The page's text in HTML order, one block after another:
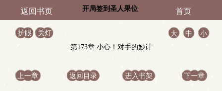
返回书页 开局签到圣人果位 首页
护眼 关灯 大 中
小
第173章 小心！对手的妙计
上一章 返回目录 进入书架 下一章